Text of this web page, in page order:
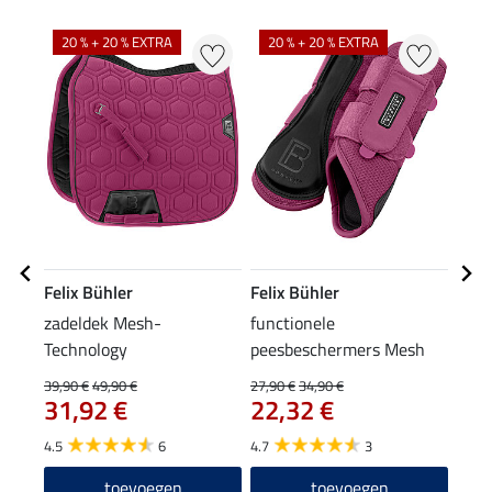
20 % + 20 % EXTRA
Felix Bühler
zadeldek Mesh-
Technology
39,90 €49,90 €
31,92 €
4.5 6
20 % + 20 % EXTRA
Felix Bühler
functionele
peesbeschermers Mesh
Technology (voorbenen)
27,90 €34,90 €
22,32 €
4.7 3